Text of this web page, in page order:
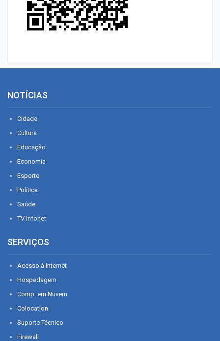
NOTÍCIAS
Cidade
Cultura
Educação
Economia
Esporte
Política
Saúde
TV Infonet
SERVIÇOS
Acesso à Internet
Hospedagem
Comp. em Nuvem
Colocation
Suporte Técnico
Firewall